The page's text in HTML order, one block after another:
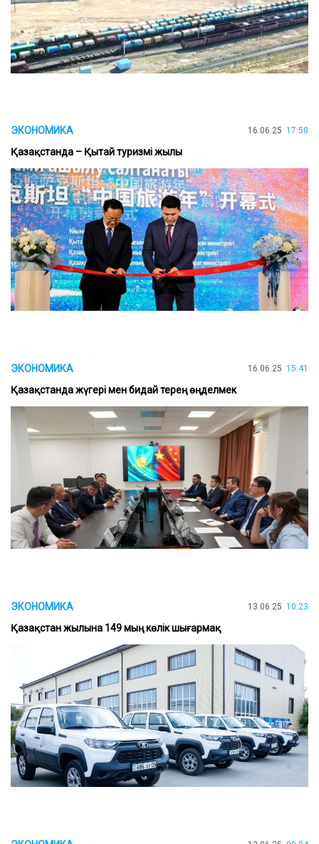
ЭКОНОМИКА 16.06.25 17:50
Қазақстанда – Қытай туризмі жылы
ЭКОНОМИКА 16.06.25 15:41
Қазақстанда жүгері мен бидай терең өңделмек
ЭКОНОМИКА 13.06.25 10:23
Қазақстан жылына 149 мың көлік шығармақ